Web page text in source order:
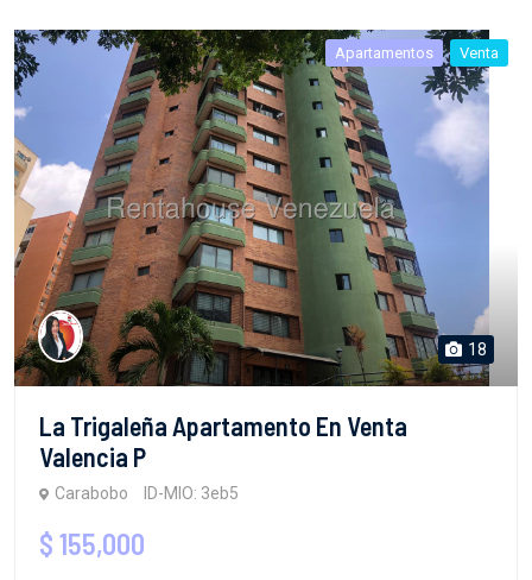
Apartamentos Venta
18
La Trigaleña Apartamento En Venta
Valencia P
Carabobo ID-MIO: 3eb5
$ 155,000